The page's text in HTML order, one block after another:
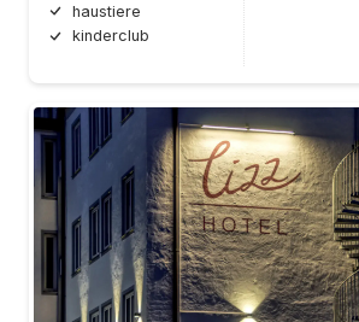
haustiere
kinderclub